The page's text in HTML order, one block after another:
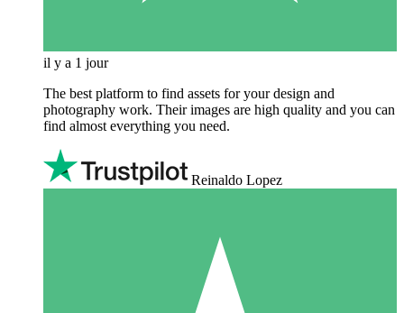
il y a 1 jour
The best platform to find assets for your design and
photography work. Their images are high quality and you can
find almost everything you need.
Reinaldo Lopez